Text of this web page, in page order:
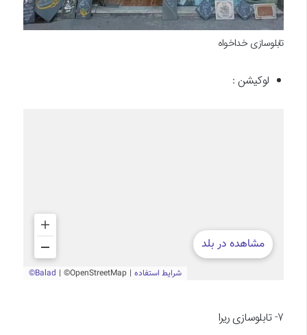
تابلوسازی خداخواه
لوکیشن :
7- تابلوسازی ریرا